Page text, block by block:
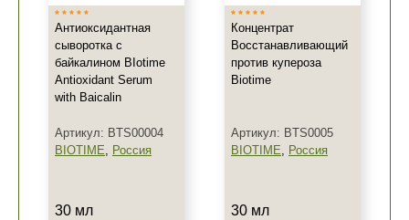
Антиоксидантная
сыворотка с
байкалином BIotime
Antioxidant Serum
with Baicalin
Артикул: BTS00004
BIOTIME, Россия
30 мл
Концентрат
Восстанавливающий
против купероза
Biotime
Артикул: BTS0005
BIOTIME, Россия
30 мл